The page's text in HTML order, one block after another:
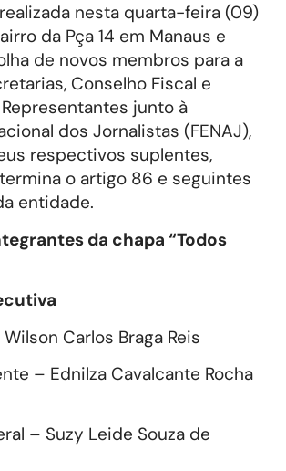
nesta quarta-feira (09)
da Pça 14 em Manaus e
de novos membros para a
Conselho Fiscal e
junto à
dos Jornalistas (FENAJ),
respectivos suplentes,
o artigo 86 e seguintes
entidade.
da chapa “Todos
Carlos Braga Reis
– Ednilza Cavalcante Rocha
– Suzy Leide Souza de